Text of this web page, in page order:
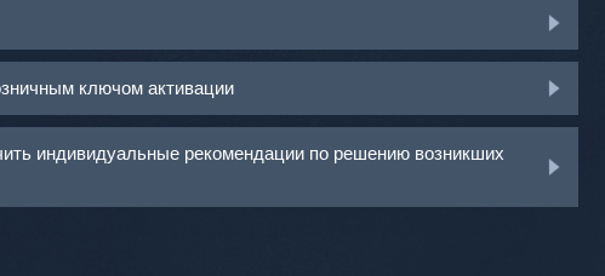
ключом активации
индивидуальные рекомендации по решению возникших